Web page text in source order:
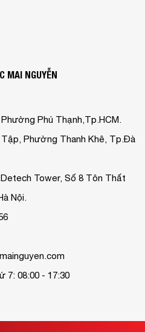
MAI NGUYỄN
Phú Thạnh,Tp.HCM.
Tập, Phường Thanh Khê, Tp.Đà
Tower, Số 8 Tôn Thất
Nội.
7: 08:00 - 17:30